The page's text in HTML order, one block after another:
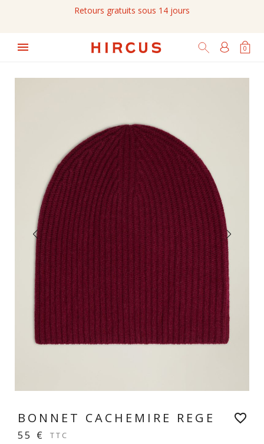
Retours gratuits sous 14 jours
0
BONNET CACHEMIRE REGE
55 € TTC
favorite_border